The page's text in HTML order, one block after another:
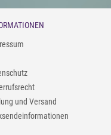
und Versand